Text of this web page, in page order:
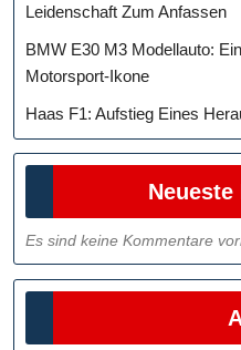
Leidenschaft Zum Anfassen
BMW E30 M3 Modellauto:
Motorsport-Ikone
Haas F1: Aufstieg Eines
Es sind keine Kommentare